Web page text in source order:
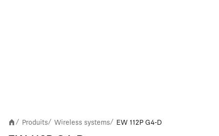
/ Produits/ Wireless systems/ EW 112P G4-D